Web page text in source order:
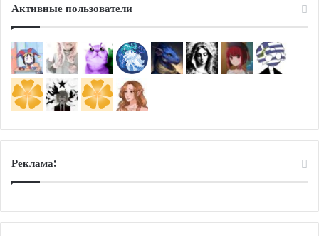
Активные пользователи
Реклама: